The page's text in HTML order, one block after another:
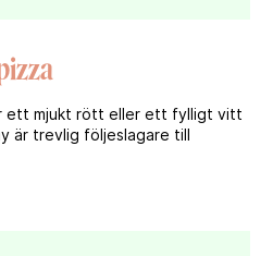
ett mjukt rött eller ett fylligt vitt
är trevlig följeslagare till